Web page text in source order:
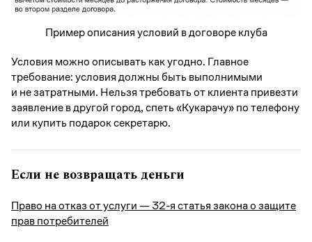
Пример описания условий в договоре клуба
Условия можно описывать как угодно. Главное
требование: условия должны быть выполнимыми
и не затратными. Нельзя требовать от клиента привезти
заявление в другой город, спеть «Кукарачу» по телефону
или купить подарок секретарю.
Если не возвращать деньги
Право на отказ от услуги — 32-я статья закона о защите
прав потребителей